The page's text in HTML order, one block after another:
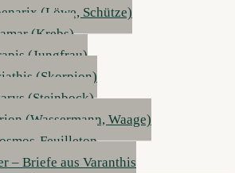
(Löwe, Schütze)
(Krebs)
(Jungfrau)
(Skorpion)
(Steinbock)
(Wassermann, Waage)
Feuilleton
– Briefe aus Varanthis